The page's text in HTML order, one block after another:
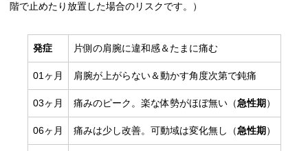
階で止めたり放置した場合のリスクです。）
発症 片側の肩腕に違和感＆たまに痛む
01ヶ月 肩腕が上がらない＆動かす角度次第で鈍痛
03ヶ月 痛みのピーク。楽な体勢がほぼ無い（急性期 ）
06ヶ月 痛みは少し改善。可動域は変化無し（急性期 ）